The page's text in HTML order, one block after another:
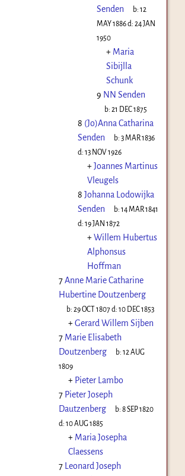
Senden
b:12
MAY 1886d: 24 JAN
1950
+ Maria
Sibijlla
Schunk
9 NN Senden
b:21 DEC 1875
8 (Jo)Anna Catharina
Senden
b:3 MAR 1836
d: 13 NOV 1926
+Joannes Martinus
Vleugels
8 Johanna Lodowijka
Senden
b:14 MAR 1841
d: 19 JAN 1872
+Willem Hubertus
Alphonsus
Hoffman
7Anne Marie Catharine
Hubertine Doutzenberg
b:29 OCT 1807d:10 DEC 1853
+Gerard Willem Sijben
7 Marie Elisabeth
Doutzenberg
b:12 AUG
1809
+ Pieter Lambo
7 Pieter Joseph
Dautzenberg
b:8 SEP 1820
d: 10 AUG 1885
+ Maria Josepha
Claessens
7 Leonard Joseph